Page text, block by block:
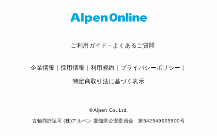
ご利用ガイド・よくあるご質問
企業情報 採用情報 利用規約
プライバシーポリシー
特定商取引法に基づく表示
© Alpen Co.,Ltd.
古物商許認可 (株)アルペン 愛知県公安委員会 第542549905500号